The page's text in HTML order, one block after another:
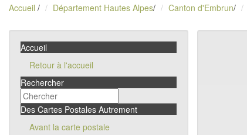
Accueil / Département Hautes Alpes/ Canton d'Embrun/
Accueil
Retour à l'accueil
Rechercher
Des Cartes Postales Autrement
Avant la carte postale